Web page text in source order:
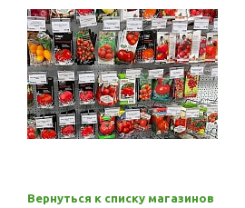
Вернуться к списку магазинов